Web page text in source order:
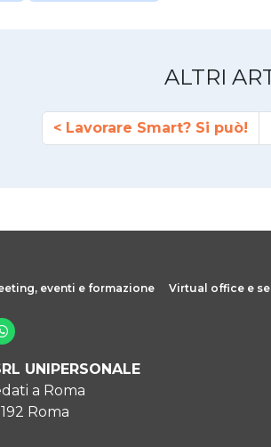
ALTRI
Lavorare Smart? Si può!
eventi e formazione Virtual office e
UNIPERSONALE
a Roma
Roma